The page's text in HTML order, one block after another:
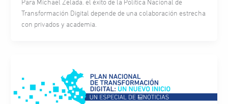
Para Michael Zelada. el éxito de la Política Nacional de
Transformación Digital depende de una colaboración estrecha
con privados y academia.